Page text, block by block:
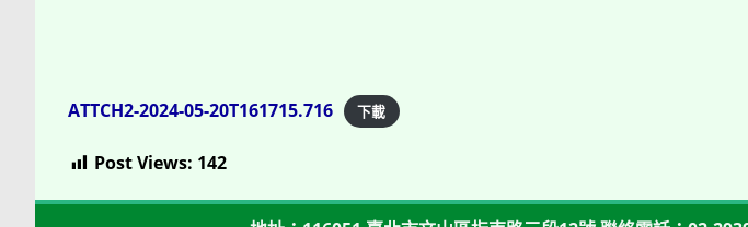
ATTCH2-2024-05-20T161715.716 下載
Post Views: 142